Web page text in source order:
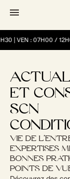
principal
| VEN : 07H00 /
ET
SCN
VIE DE
EXPERTISES
BONNES
POINTS DE